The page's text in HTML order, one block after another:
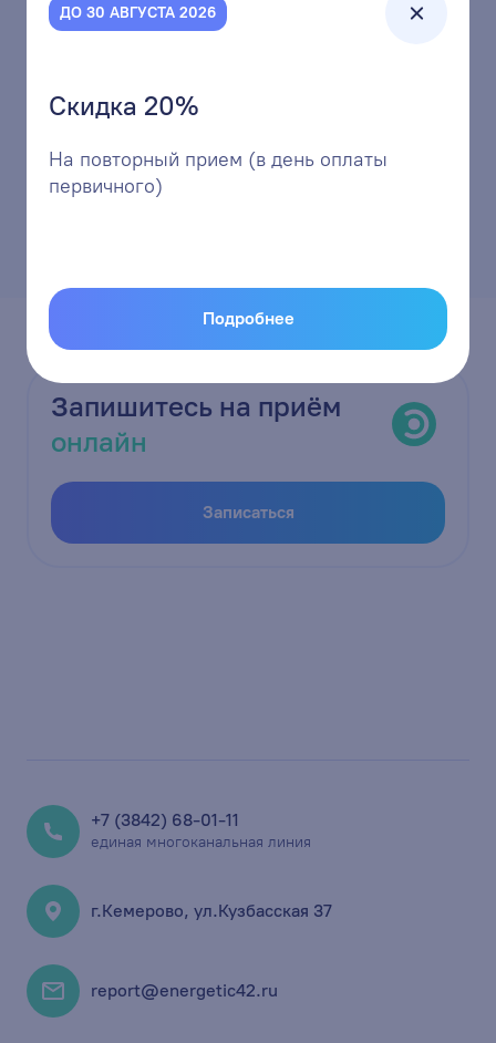
ДО 30 АВГУСТА 2026
Скидка 20%
На повторный прием (в день оплаты
первичного)
Подробнее
Запишитесь на приём
онлайн
Записаться
+7 (3842) 68-01-11
единая многоканальная линия
г.Кемерово, ул.Кузбасская 37
report@energetic42.ru